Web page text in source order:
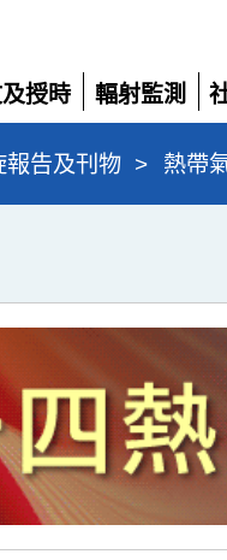
授時
輻射監測
展
開
報告及刊物 > 熱帶